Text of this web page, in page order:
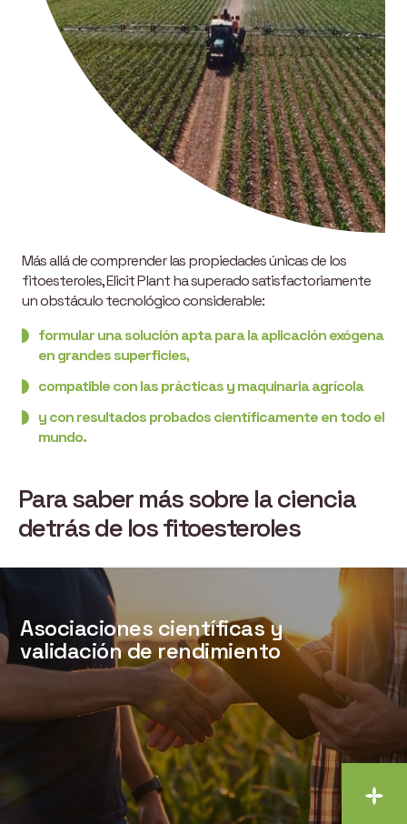
Más allá de comprender las propiedades únicas de los
fitoesteroles, Elicit Plant ha superado satisfactoriamente
un obstáculo tecnológico considerable:
formular una solución apta para la aplicación exógena
en grandes superficies,
compatible con las prácticas y maquinaria agrícola
y con resultados probados científicamente en todo el
mundo.
Para saber más sobre la ciencia
detrás de los fitoesteroles
Asociaciones científicas y
validación de rendimiento